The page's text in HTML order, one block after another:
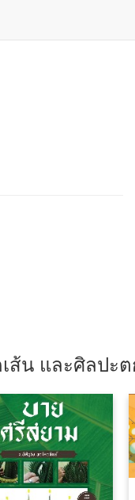
ส้น และศิลปะ